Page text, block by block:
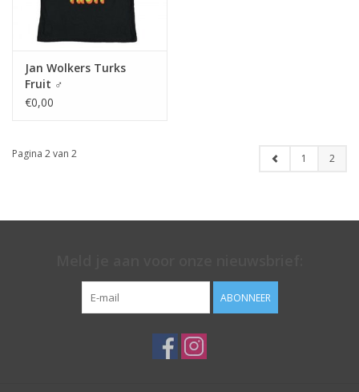
Jan Wolkers Turks
Fruit ♂
€0,00
Pagina 2 van 2 1 2
ABONNEER